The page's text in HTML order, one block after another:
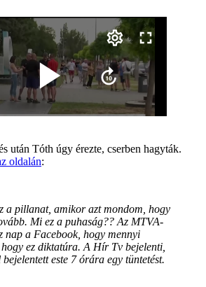
után Tóth úgy érezte, cserben hagyták.
oldalán:
a pillanat, amikor azt mondom, hogy
Mi ez a puhaság?? Az MTVA-
nap a Facebook, hogy mennyi
ez diktatúra. A Hír Tv bejelenti,
este 7 órára egy tüntetést.